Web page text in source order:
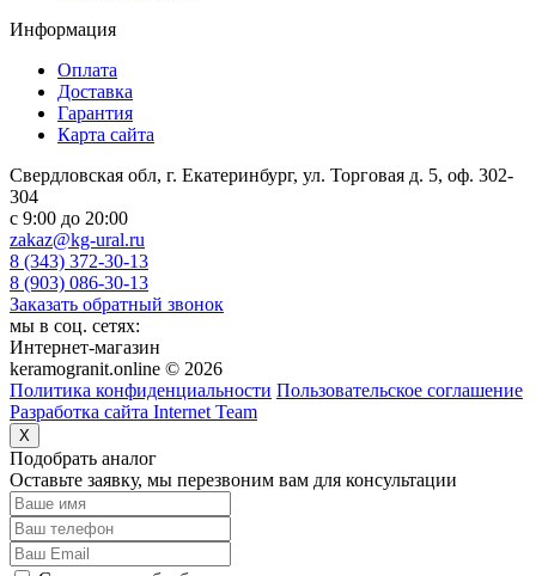
Информация
Оплата
Доставка
Гарантия
Карта сайта
Свердловская обл, г. Екатеринбург, ул. Торговая д. 5, оф. 302-
304
c 9:00 до 20:00
zakaz@kg-ural.ru
8 (343) 372-30-13
8 (903) 086-30-13
Заказать обратный звонок
мы в соц. сетях:
Интернет-магазин
keramogranit.online © 2026
Политика конфиденциальности Пользовательское соглашение
Разработка сайта Internet Team
X
Подобрать аналог
Оставьте заявку, мы перезвоним вам для консультации